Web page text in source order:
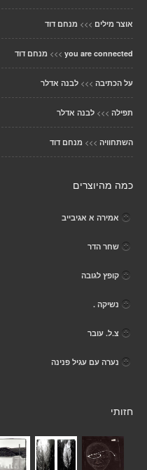
אוצר מילים >>> מנחם דוד
you are connected
>>> מנחם דוד
על הכתיבה >>> לבנה אדלר
תפילה >>> לבנה אדלר
השתחוויה >>> מנחם דוד
כמה מהיוצרים
אמירה א אגיבייב
שחר הדר
קופץ לגובה
נשיקה .
צ.ל. עובר
נערה עם עגיל פנינה
חזותי